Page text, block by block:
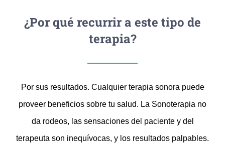
¿Por qué recurrir a este tipo de
terapia?
Por sus resultados. Cualquier terapia sonora puede
proveer beneficios sobre tu salud. La Sonoterapia no
da rodeos, las sensaciones del paciente y del
terapeuta son inequívocas, y los resultados palpables.